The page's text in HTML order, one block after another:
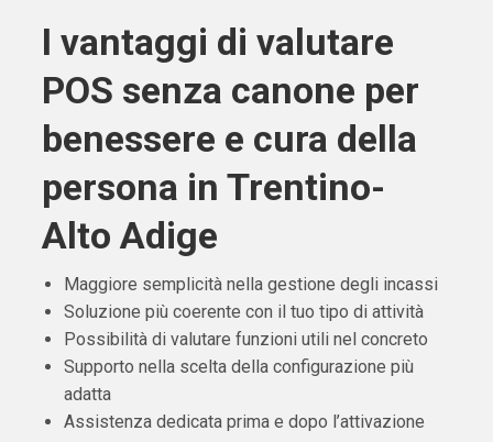
I vantaggi di valutare
POS senza canone per
benessere e cura della
persona in Trentino-
Alto Adige
Maggiore semplicità nella gestione degli incassi
Soluzione più coerente con il tuo tipo di attività
Possibilità di valutare funzioni utili nel concreto
Supporto nella scelta della configurazione più
adatta
Assistenza dedicata prima e dopo l’attivazione